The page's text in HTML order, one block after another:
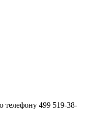
телефону 499 519-38-